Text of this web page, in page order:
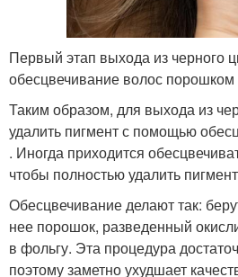
Первый этап выхода из черного
обесцвечивание волос порошком
Таким образом, для выхода из
удалить пигмент с помощью
. Иногда приходится
чтобы полностью удалить
Обесцвечивание делают так:
нее порошок, разведенный
в фольгу. Эта процедура
поэтому заметно ухудшает